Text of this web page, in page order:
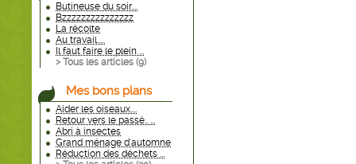
Butineuse du soir....
Bzzzzzzzzzzzzzzz
La récolte
Au travail.....
Il faut faire le plein ...
> Tous les articles (9)
Mes bons plans
Aider les oiseaux....
Retour vers le passé.. ...
Abri à insectes
Grand ménage d'automne
Réduction des déchets ...